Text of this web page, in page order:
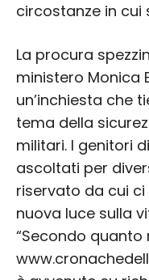
circostanze in cui
La procura
ministero Monica
un’inchiesta che
tema della
militari. I genitori
ascoltati per
riservato da cui
nuova luce sulla
“Secondo